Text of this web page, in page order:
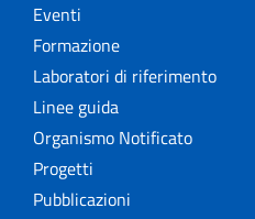
Eventi
Formazione
Laboratori di riferimento
Linee guida
Organismo Notificato
Progetti
Pubblicazioni